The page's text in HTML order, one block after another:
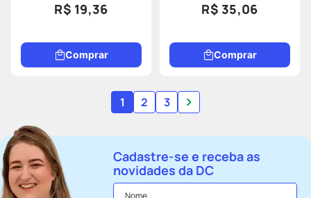
R$ 19,36
Comprar
R$ 35,06
Comprar
1 2 3
Cadastre-se e receba as
novidades da DC